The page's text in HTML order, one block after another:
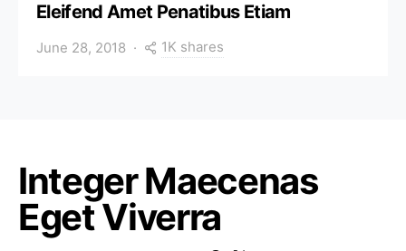
Eleifend Amet Penatibus Etiam
June 28, 2018 1K shares
Integer Maecenas
Eget Viverra